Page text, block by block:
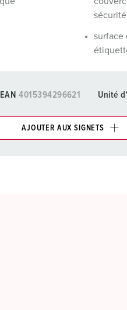
sécurité
surface
EAN 4015394296621 Unité
AJOUTER AUX SIGNETS